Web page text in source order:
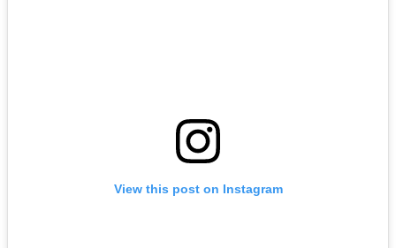
View this post on Instagram